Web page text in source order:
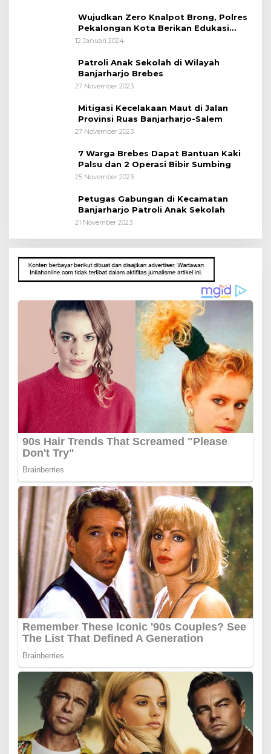
Wujudkan Zero Knalpot Brong, Polres
Pekalongan Kota Berikan Edukasi
Kepada Pelajar
12 Januari 2024
Patroli Anak Sekolah di Wilayah
Banjarharjo Brebes
27 November 2023
Mitigasi Kecelakaan Maut di Jalan
Provinsi Ruas Banjarharjo-Salem
27 November 2023
7 Warga Brebes Dapat Bantuan Kaki
Palsu dan 2 Operasi Bibir Sumbing
25 November 2023
Petugas Gabungan di Kecamatan
Banjarharjo Patroli Anak Sekolah
21 November 2023